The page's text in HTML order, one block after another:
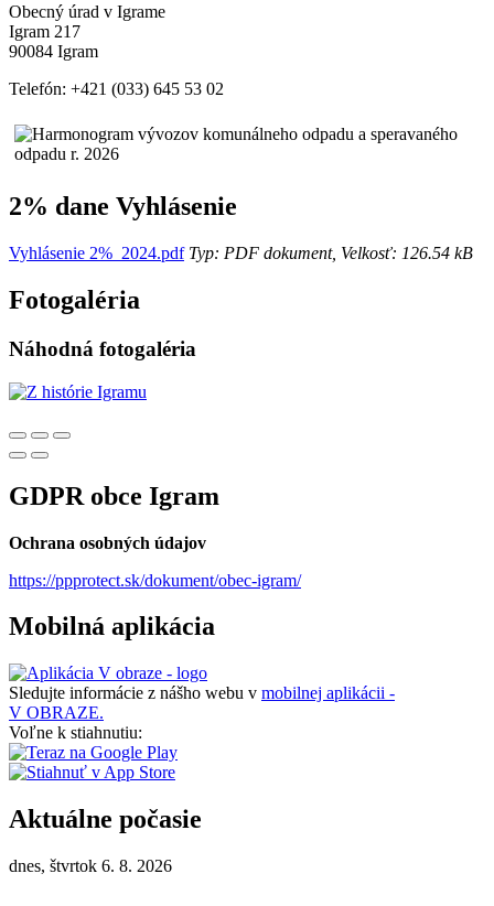
Obecný úrad v Igrame
Igram 217
90084 Igram
Telefón: +421 (033) 645 53 02
2% dane Vyhlásenie
Vyhlásenie 2%_2024.pdfTyp: PDF dokument, Velkosť: 126.54 kB
Fotogaléria
Náhodná fotogaléria
GDPR obce Igram
Ochrana osobných údajov
https://ppprotect.sk/dokument/obec-igram/
Mobilná aplikácia
Sledujte informácie z nášho webu v mobilnej aplikácii -
V OBRAZE.
Voľne k stiahnutiu:
Aktuálne počasie
dnes, štvrtok 6. 8. 2026